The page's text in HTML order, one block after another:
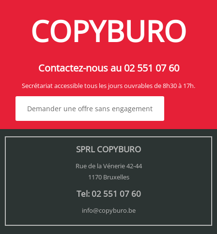
COPYBURO
Contactez-nous au 02 551 07 60
Secrétariat accessible tous les jours ouvrables de 8h30 à 17h.
Demander une offre sans engagement
SPRL COPYBURO
Rue de la Vénerie 42-44
1170 Bruxelles
Tel: 02 551 07 60
info@copyburo.be